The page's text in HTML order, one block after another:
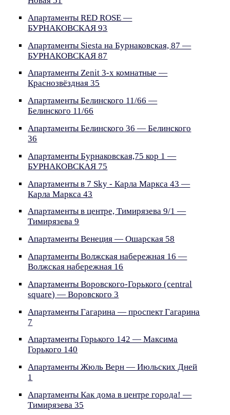
Апартаменты RED ROSE —
БУРНАКОВСКАЯ 93
Апартаменты Siesta на Бурнаковская, 87 —
БУРНАКОВСКАЯ 87
Апартаменты Zenit 3-х комнатные —
Краснозвёздная 35
Апартаменты Белинского 11/66 —
Белинского 11/66
Апартаменты Белинского 36 — Белинского
36
Апартаменты Бурнаковская,75 кор 1 —
БУРНАКОВСКАЯ 75
Апартаменты в 7 Sky - Карла Маркса 43 —
Карла Маркса 43
Апартаменты в центре, Тимирязева 9/1 —
Тимирязева 9
Апартаменты Венеция — Ошарская 58
Апартаменты Волжская набережная 16 —
Волжская набережная 16
Апартаменты Воровского-Горького (central
square) — Воровского 3
Апартаменты Гагарина — проспект Гагарина
7
Апартаменты Горького 142 — Максима
Горького 140
Апартаменты Жюль Верн — Июльских Дней
1
Апартаменты Как дома в центре города! —
Тимирязева 35